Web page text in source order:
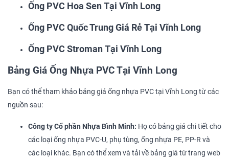
Ống PVC Hoa Sen Tại Vĩnh Long
Ống PVC Quốc Trung Giá Rẻ Tại Vĩnh Long
Ống PVC Stroman Tại Vĩnh Long
Bảng Giá Ống Nhựa PVC Tại Vĩnh Long
Bạn có thể tham khảo bảng giá ống nhựa PVC tại Vĩnh Long từ các
nguồn sau:
Công ty Cổ phần Nhựa Bình Minh: Họ có bảng giá chi tiết cho
các loại ống nhựa PVC-U, phụ tùng, ống nhựa PE, PP-R và
các loại khác. Bạn có thể xem và tải về bảng giá từ trang web